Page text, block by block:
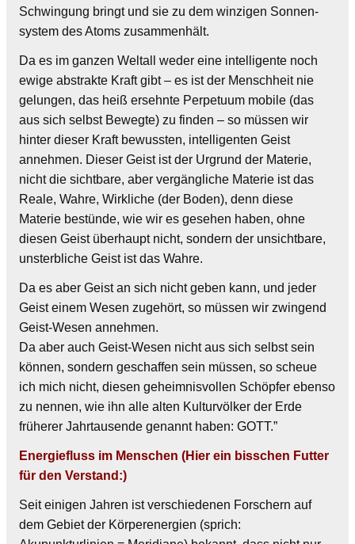
Schwingung bringt und sie zu dem winzigen Sonnen-
system des Atoms zusammenhält.
Da es im ganzen Weltall weder eine intelligente noch
ewige abstrakte Kraft gibt – es ist der Menschheit nie
gelungen, das heiß ersehnte Perpetuum mobile (das
aus sich selbst Bewegte) zu finden – so müssen wir
hinter dieser Kraft bewussten, intelligenten Geist
annehmen. Dieser Geist ist der Urgrund der Materie,
nicht die sichtbare, aber vergängliche Materie ist das
Reale, Wahre, Wirkliche (der Boden), denn diese
Materie bestünde, wie wir es gesehen haben, ohne
diesen Geist überhaupt nicht, sondern der unsichtbare,
unsterbliche Geist ist das Wahre.
Da es aber Geist an sich nicht geben kann, und jeder
Geist einem Wesen zugehört, so müssen wir zwingend
Geist-Wesen annehmen.
Da aber auch Geist-Wesen nicht aus sich selbst sein
können, sondern geschaffen sein müssen, so scheue
ich mich nicht, diesen geheimnisvollen Schöpfer ebenso
zu nennen, wie ihn alle alten Kulturvölker der Erde
früherer Jahrtausende genannt haben: GOTT.”
Energiefluss im Menschen (Hier ein bisschen Futter
für den Verstand:)
Seit einigen Jahren ist verschiedenen Forschern auf
dem Gebiet der Körperenergien (sprich: